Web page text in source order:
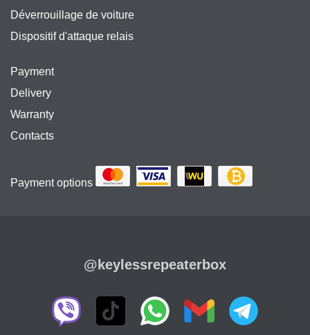
Déverrouillage de voiture
Dispositif d'attaque relais
Payment
Delivery
Warranty
Contacts
Payment options
@keylessrepeaterbox